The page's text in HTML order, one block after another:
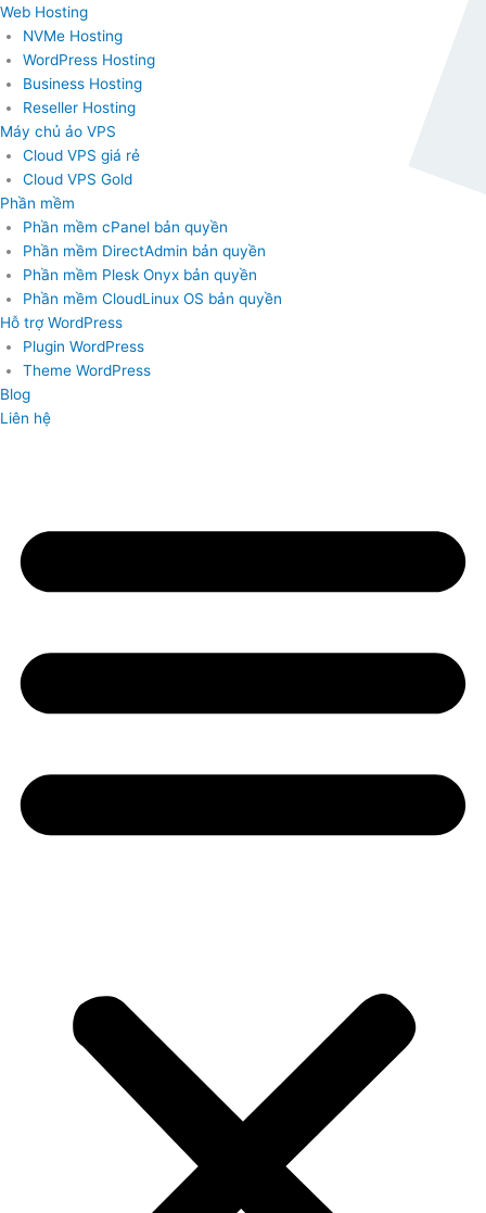
Nhảy
tới
nội
dung
Web Hosting
NVMe Hosting
WordPress Hosting
Business Hosting
Reseller Hosting
Máy chủ ảo VPS
Cloud VPS giá rẻ
Cloud VPS Gold
Phần mềm
Phần mềm cPanel bản quyền
Phần mềm DirectAdmin bản quyền
Phần mềm Plesk Onyx bản quyền
Phần mềm CloudLinux OS bản quyền
Hỗ trợ WordPress
Plugin WordPress
Theme WordPress
Blog
Liên hệ
Tìm
kiếm: